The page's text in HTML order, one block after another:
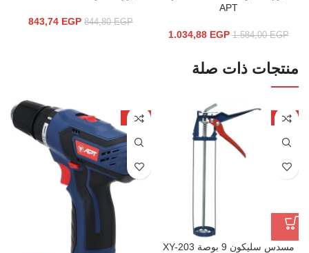
APT
1.584,00EGP
1.034,88 EGP
844,80EGP
843,74 EGP
منتجات ذات صلة
-4%
مسدس سليكون 9 بوصة XY-203
-22%